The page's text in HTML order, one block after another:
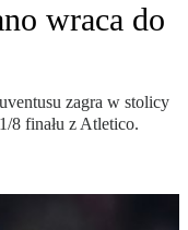
wraca do
zagra w stolicy
8 finału z Atletico.